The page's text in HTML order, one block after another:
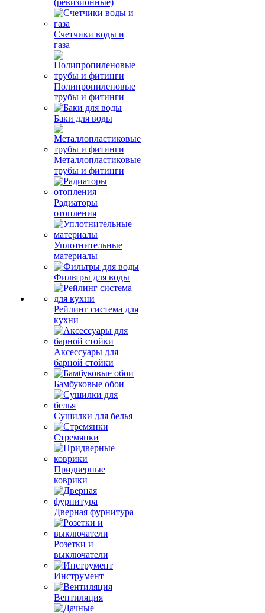
(ревизионные)
Счетчики воды и
газа
Полипропиленовые
трубы и фитинги
Баки для воды
Металлопластиковые
трубы и фитинги
Радиаторы
отопления
Уплотнительные
материалы
Фильтры для воды
Рейлинг система для
кухни
Аксессуары для
барной стойки
Бамбуковые обои
Сушилки для белья
Стремянки
Придверные
коврики
Дверная фурнитура
Розетки и
выключатели
Инструмент
Вентиляция